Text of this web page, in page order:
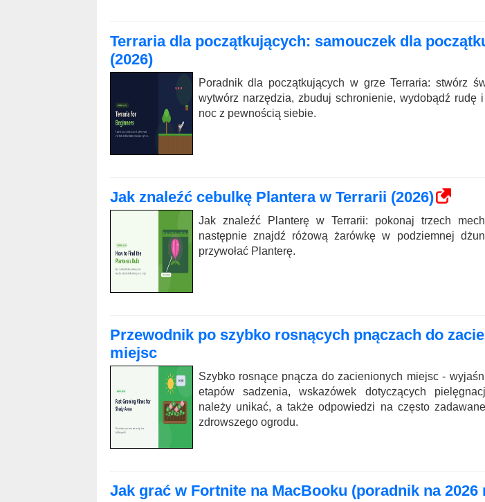
Terraria dla początkujących: samouczek dla
(2026)
Poradnik dla początkujących w grze Terraria: stwórz
wytwórz narzędzia, zbuduj schronienie, wydobądź rudę
noc z pewnością siebie.
Jak znaleźć cebulkę Plantera w Terrarii (2026)
Jak znaleźć Planterę w Terrarii: pokonaj trzech
następnie znajdź różową żarówkę w podziemnej
przywołać Planterę.
Przewodnik po szybko rosnących pnączach do
miejsc
Szybko rosnące pnącza do zacienionych miejsc -
etapów sadzenia, wskazówek dotyczących
należy unikać, a także odpowiedzi na często
zdrowszego ogrodu.
Jak grać w Fortnite na MacBooku (poradnik na 2026